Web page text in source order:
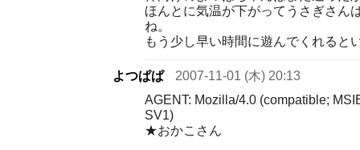
ほんとに気温が下がってうさぎさん
ね。
もう少し早い時間に遊んでくれると
よつぱぱ
2007-11-01 (木) 20:13
AGENT: Mozilla/4.0 (compatible;
SV1)
★おかこさん